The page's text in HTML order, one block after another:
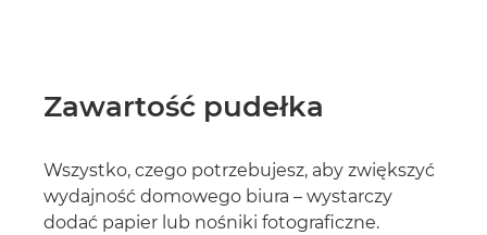
Zawartość pudełka
Wszystko, czego potrzebujesz, aby zwiększyć
wydajność domowego biura – wystarczy
dodać papier lub nośniki fotograficzne.